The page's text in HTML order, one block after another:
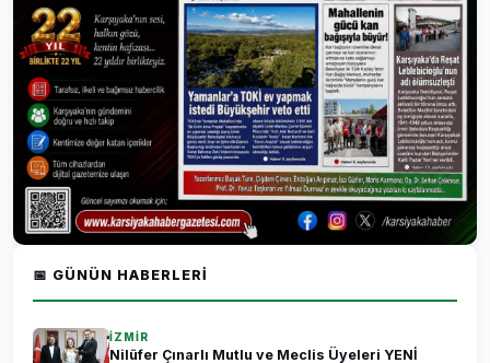
📅 GÜNÜN HABERLERI
İZMİR
Nilüfer Çınarlı Mutlu ve Meclis Üyeleri YENİ